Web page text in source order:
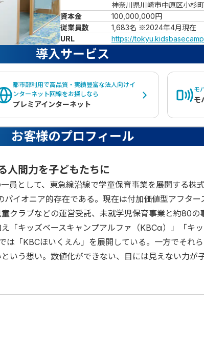
神奈川県川崎市中原区小杉
資本金
100,000,000円
従業員数
1,683名 ※2024年4月現在
URL
https://
導入サービス
都市部利用で高品質・実績豊富な法人向けイ
ンターネット回線をお探しなら
プレミアインターネット
モ
モ
お客様のプロフィール
人間力を子どもたちに
員として、東急線沿線で学童保育事業を展開する株
イオニア的存在である。現在は付加価値型アフター
クラブなどの運営受託、未就学児保育事業と約80
「キッズベースキャンプアルファ（KBCα）」「キ
は「KBCほいくえん」を展開している。一方でそれ
いう想い。数値化ができない、目には見えない力が